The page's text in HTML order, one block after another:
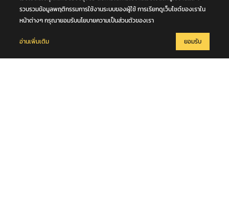
รวบรวมข้อมูลพฤติกรรมการใช้งานระบบของผู้ใช้ การเรียกดูเว็บไซต์ของเราใน
หน้าต่างๆ กรุณายอมรับนโยบายความเป็นส่วนตัวของเรา
อ่านเพิ่มเติม ยอมรับ